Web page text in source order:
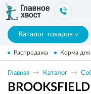
Каталог товаров
Распродажа Корма
Главная Каталог